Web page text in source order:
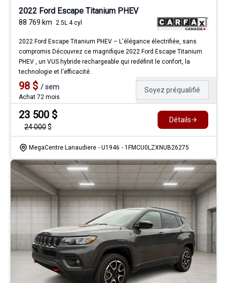
2022 Ford Escape Titanium PHEV
88 769 km 2.5L 4 cyl
2022 Ford Escape Titanium PHEV – L'élégance électrifiée, sans
compromis Découvrez ce magnifique 2022 Ford Escape Titanium
PHEV , un VUS hybride rechargeable qui redéfinit le confort, la
technologie et l'efficacité.
98 $ /sem
Achat 72 mois
Soyez préqualifié
23 500 $
24 000$
Détails
MegaCentre Lanaudiere - U1946 - 1FMCU0LZXNUB26275